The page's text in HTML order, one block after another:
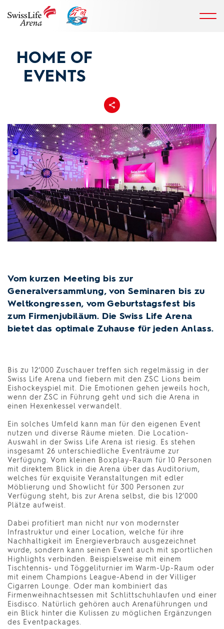
HOME OF
EVENTS
Teilen
Vom kurzen Meeting bis zur
Generalversammlung, von Seminaren bis zu
Weltkongressen, vom Geburtstagsfest bis
zum Firmenjubiläum. Die Swiss Life Arena
bietet das optimale Zuhause für jeden Anlass.
Bis zu 12‘000 Zuschauer treffen sich regelmässig in der
Swiss Life Arena und fiebern mit den ZSC Lions beim
Eishockeyspiel mit. Die Emotionen gehen jeweils hoch,
wenn der ZSC in Führung geht und sich die Arena in
einen Hexenkessel verwandelt.
Ein solches Umfeld kann man für den eigenen Event
nutzen und diverse Räume mieten. Die Location-
Auswahl in der Swiss Life Arena ist riesig. Es stehen
insgesamt 26 unterschiedliche Eventräume zur
Verfügung. Vom kleinen Boxplay-Raum für 10 Personen
mit direktem Blick in die Arena über das Auditorium,
welches für exquisite Veranstaltungen mit edler
Möblierung und Showlicht für 300 Personen zur
Verfügung steht, bis zur Arena selbst, die bis 12’000
Plätze aufweist.
Dabei profitiert man nicht nur von modernster
Infrastruktur und einer Location, welche für ihre
Nachhaltigkeit im Energieverbrauch ausgezeichnet
wurde, sondern kann seinen Event auch mit sportlichen
Highlights verbinden. Beispielsweise mit einem
Tischtennis- und Töggeliturnier im Warm-Up-Raum oder
mit einem Champions League-Abend in der Villiger
Cigarren Lounge. Oder man kombiniert das
Firmenweihnachtsessen mit Schlittschuhlaufen und einer
Eisdisco. Natürlich gehören auch Arenaführungen und
ein Blick hinter die Kulissen zu möglichen Ergänzungen
des Eventpackages.